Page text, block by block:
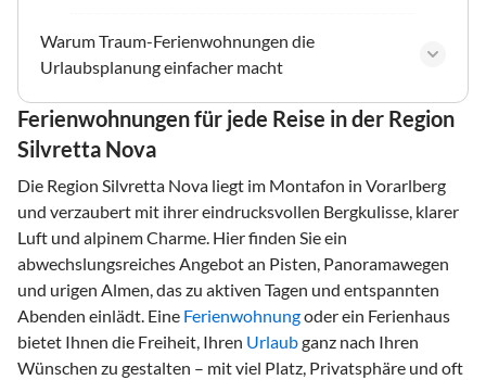
Warum Traum-Ferienwohnungen die
Urlaubsplanung einfacher macht
Ferienwohnungen für jede Reise in der Region
Silvretta Nova
Die Region Silvretta Nova liegt im Montafon in Vorarlberg
und verzaubert mit ihrer eindrucksvollen Bergkulisse, klarer
Luft und alpinem Charme. Hier finden Sie ein
abwechslungsreiches Angebot an Pisten, Panoramawegen
und urigen Almen, das zu aktiven Tagen und entspannten
Abenden einlädt. Eine Ferienwohnungoder ein Ferienhaus
bietet Ihnen die Freiheit, Ihren Urlaubganz nach Ihren
Wünschen zu gestalten – mit viel Platz, Privatsphäre und oft